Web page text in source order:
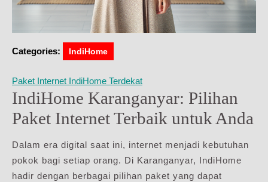
Categories: IndiHome
Paket Internet IndiHome Terdekat
IndiHome Karanganyar: Pilihan
Paket Internet Terbaik untuk Anda
Dalam era digital saat ini, internet menjadi kebutuhan
pokok bagi setiap orang. Di Karanganyar, IndiHome
hadir dengan berbagai pilihan paket yang dapat